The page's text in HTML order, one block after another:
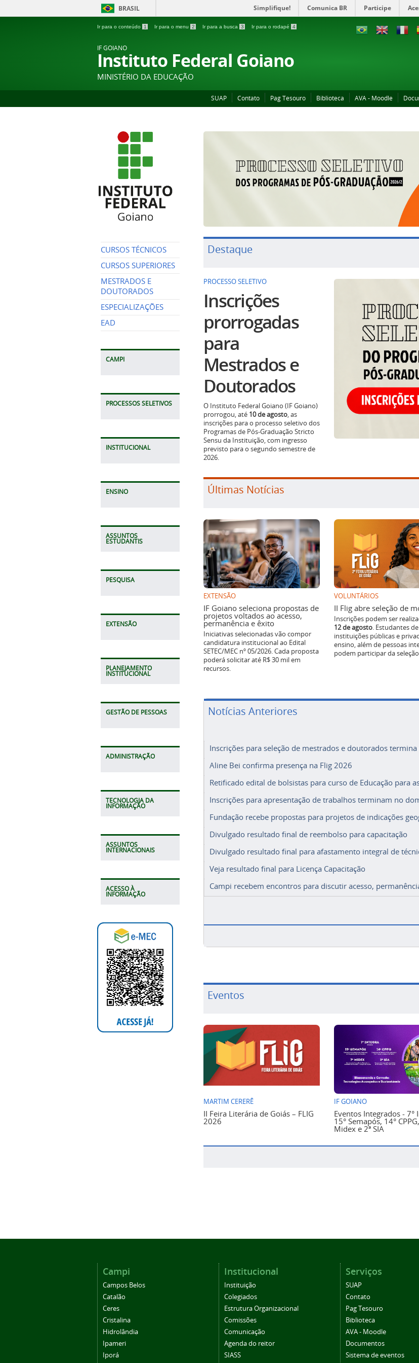
BRASIL Simplifique! Comunica BR Participe
Ir para o conteúdo 1 Ir para o menu 2 Ir para a busca 3 Ir para o rodapé 4
IF GOIANO
Instituto Federal Goiano
MINISTÉRIO DA EDUCAÇÃO
SUAP Contato Pag Tesouro Biblioteca AVA - Moodle
CURSOS TÉCNICOS
CURSOS SUPERIORES
MESTRADOS E
DOUTORADOS
ESPECIALIZAÇÕES
EAD
CAMPI
PROCESSOS SELETIVOS
INSTITUCIONAL
ENSINO
ASSUNTOS
ESTUDANTIS
PESQUISA
EXTENSÃO
PLANEJAMENTO
INSTITUCIONAL
GESTÃO DE PESSOAS
ADMINISTRAÇÃO
TECNOLOGIA DA
INFORMAÇÃO
ASSUNTOS
INTERNACIONAIS
ACESSO À
INFORMAÇÃO
Destaque
PROCESSO SELETIVO
Inscrições
prorrogadas
para
Mestrados e
Doutorados
O Instituto Federal Goiano (IF Goiano)
prorrogou, até 10 de agosto, as
inscrições para o processo seletivo dos
Programas de Pós-Graduação Stricto
Sensu da Instituição, com ingresso
previsto para o segundo semestre de
2026.
Últimas Notícias
EXTENSÃO
IF Goiano seleciona propostas de
projetos voltados ao acesso,
permanência e êxito
Iniciativas selecionadas vão compor
candidatura institucional ao Edital
SETEC/MEC nº 05/2026. Cada proposta
poderá solicitar até R$ 30 mil em
recursos.
VOLUNTÁRIOS
II Flig abre seleção de
Inscrições podem ser
12 de agosto. Estudantes de
instituições públicas e
ensino, além de pessoas
podem participar da
Notícias Anteriores
Inscrições para seleção de mestrados e doutorados
Aline Bei confirma presença na Flig 2026
Retificado edital de bolsistas para curso de Educação para
Inscrições para apresentação de trabalhos terminam no
Fundação recebe propostas para projetos de indicações
Divulgado resultado final de reembolso para capacitação
Divulgado resultado final para afastamento integral de
Veja resultado final para Licença Capacitação
Campi recebem encontros para discutir acesso,
Eventos
MARTIM CERERÊ
II Feira Literária de Goiás – FLIG
2026
IF GOIANO
Eventos Integrados - 7°
15° Semapós, 14°
Midex e 2ª SIA
Campi
Campos Belos
Catalão
Ceres
Cristalina
Hidrolândia
Ipameri
Iporá
Institucional
Instituição
Colegiados
Estrutura Organizacional
Comissões
Comunicação
Agenda do reitor
SIASS
Serviços
SUAP
Contato
Pag Tesouro
Biblioteca
AVA - Moodle
Documentos
Sistema de eventos